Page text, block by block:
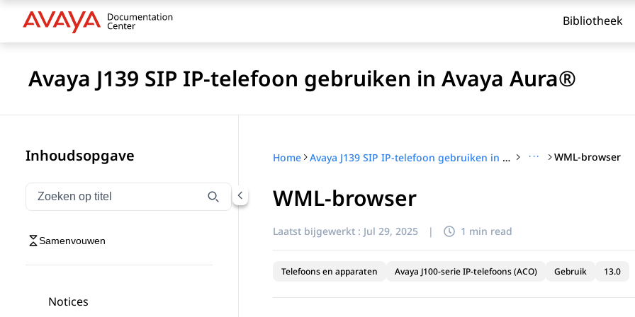
Bibliotheek
Avaya J139 SIP IP-telefoon gebruiken in Avaya Aura®
Inhoudsopgave
Navigatie op titel filteren
Typen om navigatie-items op titel te filteren
Samenvouwen
Notices
Home Avaya J139 SIP IP-telefoon gebruiken in Avaya Aura® ··· WML-browser
WML-browser
Laatst bijgewerkt : Jul 29, 2025 | 1 min read
Telefoons en apparaten Avaya J100-serie IP-telefoons (ACO) Gebruik 13.0